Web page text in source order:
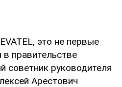
это не первые
правительстве
советник руководителя
Арестович